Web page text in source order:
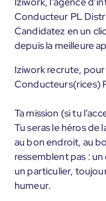
Conducteur PL
Candidatez en un
depuis la meilleure
Iziwork recrute,
Conducteurs(rices)
Ta mission (si tu
Tu seras le héros de
au bon endroit, au
ressemblent pas :
un particulier,
humeur.